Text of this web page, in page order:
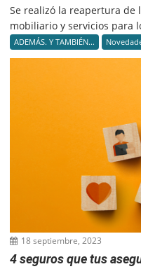
Se realizó la reapertura de
mobiliario y servicios para
ADEMÁS. Y TAMBIÉN...
18 septiembre, 2023
4 seguros que tus